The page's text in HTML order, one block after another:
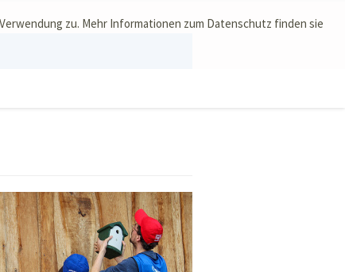
zu. Mehr Informationen zum Datenschutz finden sie